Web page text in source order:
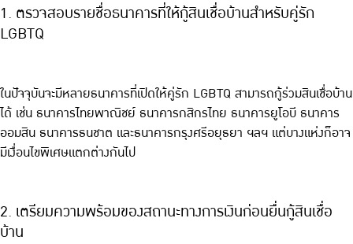
1. ตรวจสอบรายชื่อธนาคารที่ให้กู้สินเชื่อบ้านสำหรับคู่รัก
LGBTQ
ในปัจจุบันจะมีหลายธนาคารที่เปิดให้คู่รัก LGBTQ สามารถกู้ร่วมสินเชื่อบ้าน
ได้ เช่น ธนาคารไทยพาณิชย์ ธนาคารกสิกรไทย ธนาคารยูโอบี ธนาคาร
ออมสิน ธนาคารธนชาต และธนาคารกรุงศรีอยุธยา ฯลฯ แต่บางแห่งก็อาจ
มีเงื่อนไขพิเศษแตกต่างกันไป
2. เตรียมความพร้อมของสถานะทางการเงินก่อนยื่นกู้สินเชื่อ
บ้าน